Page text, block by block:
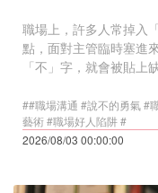
職場上，許多人常掉入
點，面對主管臨時塞進
「不」字，就會被貼
##職場溝通 #說不的勇氣 #
藝術 #職場好人陷阱 #
2026/08/03 00:00:00